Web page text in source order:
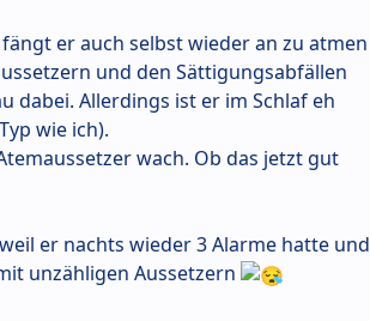
er auch selbst wieder an zu atmen
und den Sättigungsabfällen
dabei. Allerdings ist er im Schlaf eh
wie ich).
wach. Ob das jetzt gut
er nachts wieder 3 Alarme hatte und
unzähligen Aussetzern